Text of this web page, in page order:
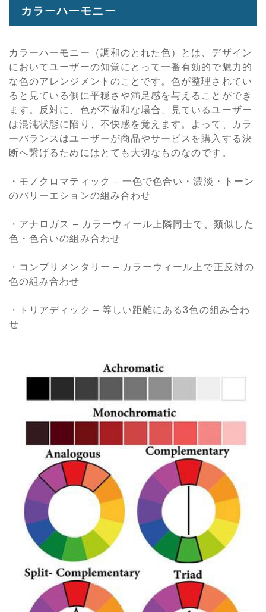
カラーハーモニー
カラーハーモニー（調和のとれた色）とは、デザイン
においてユーザーの知覚にとって一番有効的で魅力的
な色のアレンジメントのことです。色が整理されてい
ると見ている側に平穏さや満足感を与えることができ
ます。反対に、色が不協和な場合、見ているユーザー
は混沌状態に陥り、不快感を覚えます。よって、カラ
ーバランスはユーザーが商品やサービスを購入する決
断へ繋げるためにはとても大切なものなのです。
・モノクロマティック – 一色で色合い・濃淡・トーン
のバリーエションの組み合わせ
・アナロガス – カラーウィール上隣同士で、類似した
色・色合いの組み合わせ
・コンプリメンタリー – カラーウィール上で正反対の
色の組み合わせ
・トリアディック – 等しい距離にある3色の組み合わ
せ